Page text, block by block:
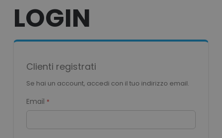
LOGIN
Clienti registrati
Se hai un account, accedi con il tuo indirizzo email.
Email